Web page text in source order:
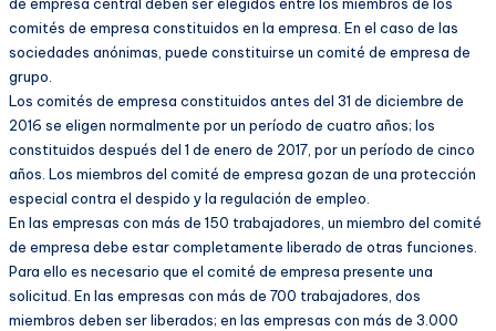
de empresa central deben ser elegidos entre los miembros de los
comités de empresa constituidos en la empresa. En el caso de las
sociedades anónimas, puede constituirse un comité de empresa de
grupo.
Los comités de empresa constituidos antes del 31 de diciembre de
2016 se eligen normalmente por un período de cuatro años; los
constituidos después del 1 de enero de 2017, por un período de cinco
años. Los miembros del comité de empresa gozan de una protección
especial contra el despido y la regulación de empleo.
En las empresas con más de 150 trabajadores, un miembro del comité
de empresa debe estar completamente liberado de otras funciones.
Para ello es necesario que el comité de empresa presente una
solicitud. En las empresas con más de 700 trabajadores, dos
miembros deben ser liberados; en las empresas con más de 3.000